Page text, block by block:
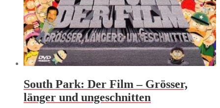
South Park: Der Film – Grösser,
länger und ungeschnitten